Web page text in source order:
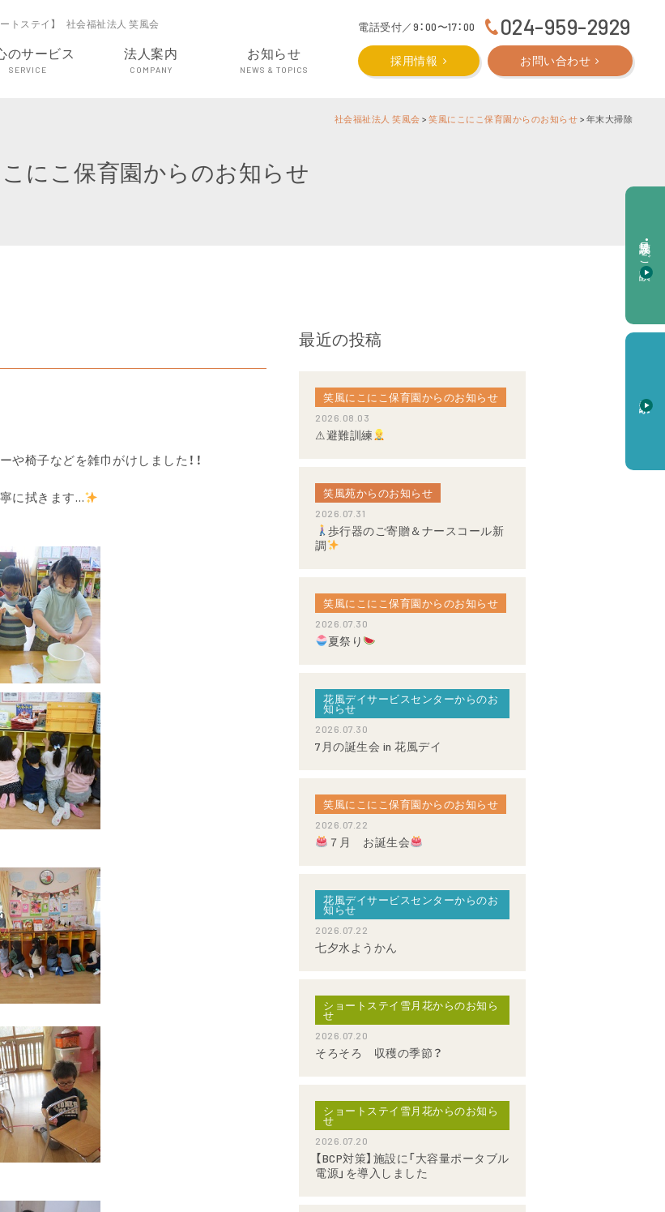
ートステイ】 社会福祉法人 笑風会
のサービス
SERVICE
法人案内
COMPANY
お知らせ
NEWS & TOPICS
電話受付／9：00〜17：00 024-959-2929
採用情報 お問い合わせ
社会福祉法人 笑風会 > 笑風にこにこ保育園からのお知らせ > 年末大掃除
にこ保育園からのお知らせ
や椅子などを雑巾がけしました！！
に拭きます…
最近の投稿
笑風にこにこ保育園からのお知らせ
2026.08.03
⚠避難訓練
笑風苑からのお知らせ
2026.07.31
歩行器のご寄贈＆ナースコール新
調
笑風にこにこ保育園からのお知らせ
2026.07.30
夏祭り
花風デイサービスセンターからのお
知らせ
2026.07.30
7月の誕生会 in 花風デイ
笑風にこにこ保育園からのお知らせ
2026.07.22
７月 お誕生会
花風デイサービスセンターからのお
知らせ
2026.07.22
七夕水ようかん
ショートステイ雪月花からのお知ら
せ
2026.07.20
そろそろ 収穫の季節？
ショートステイ雪月花からのお知ら
せ
2026.07.20
【BCP対策】施設に「大容量ポータブル
電源」を導入しました
施設見学・ご相談